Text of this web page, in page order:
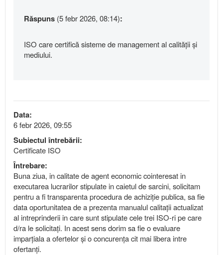
Răspuns (5 febr 2026, 08:14):
ISO care certifică sisteme de management al calității și
mediului.
Data:
6 febr 2026, 09:55
Subiectul întrebării:
Certificate ISO
Întrebare:
Buna ziua, in calitate de agent economic cointeresat in
executarea lucrarilor stipulate in caietul de sarcini, solicitam
pentru a fi transparenta procedura de achiziție publica, sa fie
data oportunitatea de a prezenta manualul calitații actualizat
al intreprinderii in care sunt stipulate cele trei ISO-ri pe care
d/ra le solicitați. In acest sens dorim sa fie o evaluare
imparțiala a ofertelor și o concurența cit mai libera intre
ofertanți.